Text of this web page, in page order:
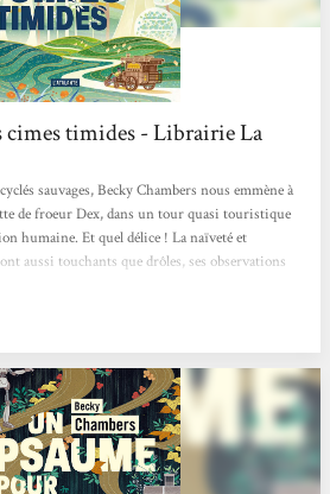
cimes timides - Librairie La
sauvages, Becky Chambers nous emmène à
de froeur Dex, dans un tour quasi touristique
humaine. Et quel délice ! La naïveté et
aussi touchants que drôles, ses observations
de son propre chemin.C'est une belle